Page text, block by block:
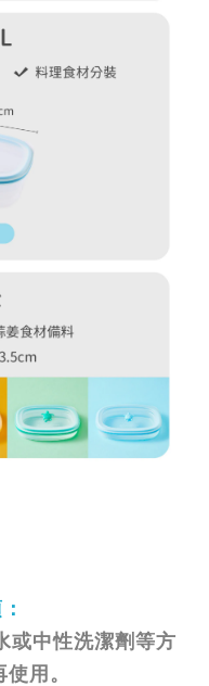
或中性洗潔劑等方
用。